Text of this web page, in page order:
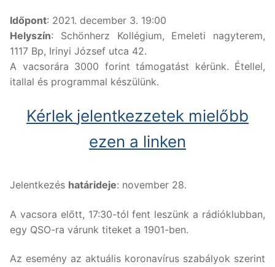
Időpont: 2021. december 3. 19:00
Helyszín: Schönherz Kollégium, Emeleti nagyterem,
1117 Bp, Irinyi József utca 42.
A vacsorára 3000 forint támogatást kérünk. Étellel,
itallal és programmal készülünk.
Kérlek jelentkezzetek mielőbb
ezen a linken
Jelentkezés határideje: november 28.
A vacsora előtt, 17:30-tól fent leszünk a rádióklubban,
egy QSO-ra várunk titeket a 1901-ben.
Az esemény az aktuális koronavírus szabályok szerint